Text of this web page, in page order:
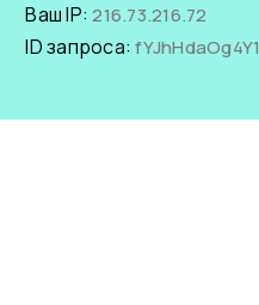
Ваш IP:216.73.216.72
ID запроса:fYJhHdaOg4Y1